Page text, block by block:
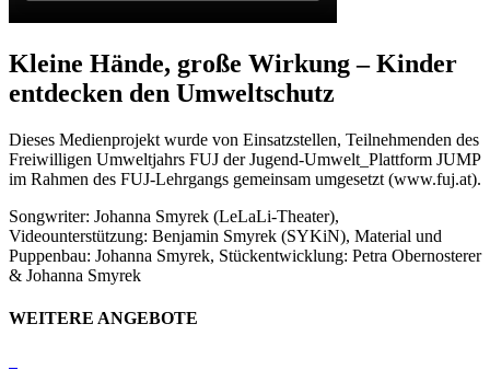
Kleine Hände, große Wirkung – Kinder
entdecken den Umweltschutz
Dieses Medienprojekt wurde von Einsatzstellen, Teilnehmenden des
Freiwilligen Umweltjahrs FUJ der Jugend-Umwelt_Plattform JUMP
im Rahmen des FUJ-Lehrgangs gemeinsam umgesetzt (www.fuj.at).
Songwriter: Johanna Smyrek (LeLaLi-Theater),
Videounterstützung: Benjamin Smyrek (SYKiN), Material und
Puppenbau: Johanna Smyrek, Stückentwicklung: Petra Obernosterer
& Johanna Smyrek
WEITERE ANGEBOTE